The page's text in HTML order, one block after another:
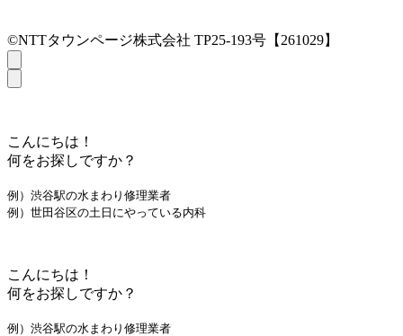
©NTTタウンページ株式会社 TP25-193号【261029】
こんにちは！
何をお探しですか？
例）渋谷駅の水まわり修理業者
例）世田谷区の土日にやっている内科
こんにちは！
何をお探しですか？
例）渋谷駅の水まわり修理業者